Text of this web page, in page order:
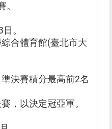
。
。
合體育館(臺北市大
決賽積分最高前2名
，以決定冠亞軍。